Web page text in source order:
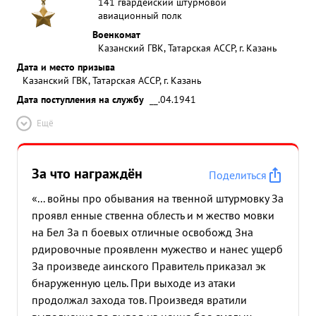
Мал.Яблоново Шахово едущий ст .лейтенант
Сокерин было обнаружено северо-восточнее 2-3
км. 200 от пункта Шахово в складках местнос сти
восточной окраине до 40 автомашин и севернее
п. Мал Яблоново до 70 автомашин и до батальона
смотря на до бреюще- ЗА противника тов.
Столяров пикирования снижаясь го полета
уничтожал технику живую силу противника. В
результате штурмовки им было уничтожено: 2
танка автомашине расстреляно до 10 гитлеровцев
и пункте Мал.Яблоново взоравтоцистерну
бензином Задание было выполнено отлично.
18.7.1943 года производя разведку войск
противника рай- Беленихин Маячки Покров
составе группы самолетов ИЛ-2 под
авиационный полк
Военкомат
Казанский ГВК, Татарская АССР, г. Казань
Дата и место призыва
Казанский ГВК, Татарская АССР, г. Казань
Дата поступления на службу
__.04.1941
Ещё
За что награждён
Поделиться
«... войны про обывания на твенной штурмовку За
проявл енные ственна облесть и м жество мовки
на Бел За п боевых отличные освобожд Зна
рдировочные проявленн мужество и нанес ущерб
За произведе аинского Правитель приказал эк
бнаруженную цель. При выходе из атаки
продолжал захода тов. Произведя вратили